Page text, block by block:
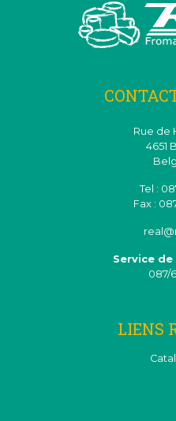
Rue de
4651
Tel :
Fax :
Service
087/
LIENS